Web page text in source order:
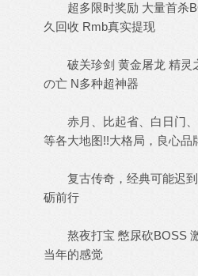
超多限时奖励 大量首杀
久回收 Rmb真实提现
破关珍剑 黄金屠龙 精灵
の亡 N多种超神器
赤月、比起省、白日门、
等各大地图!!大格局，良心品
复古传奇，经典可能迟到,
砺前行
熬夜打宝 憋尿砍BOSS 激
当年的感觉